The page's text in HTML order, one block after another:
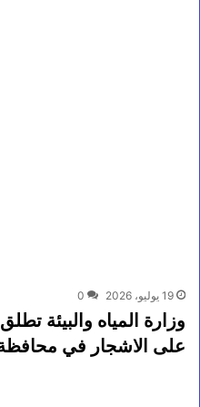
19 يوليو، 2026 0
وزارة المياه والبيئة
على الاشجار في